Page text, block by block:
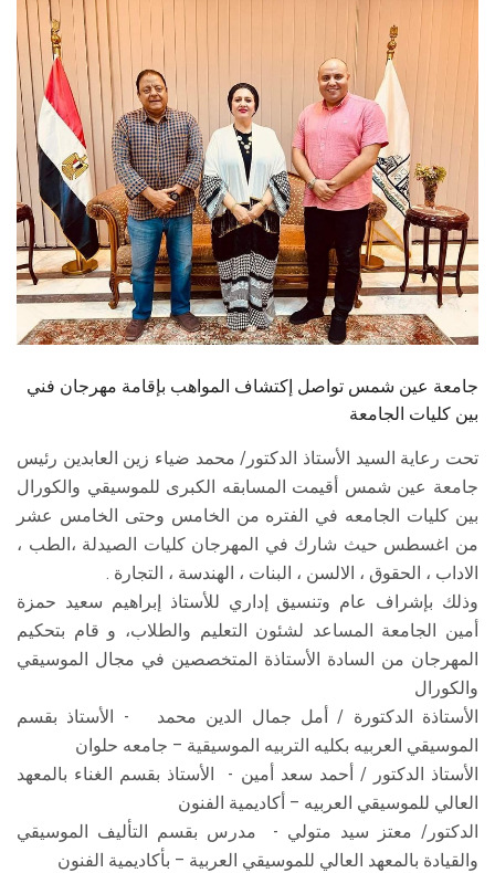
الطلاب
هيئة التدريس
الدراسات العليا
الخريجين
الموظفون
الزائـرون
جامعة عين شمس تواصل إكتشاف المواهب بإقامة مهرجان فني
بين كليات الجامعة
تحت رعاية السيد الأستاذ الدكتور/ محمد ضياء زين العابدين رئيس
جامعة عين شمس أقيمت المسابقه الكبرى للموسيقي والكورال
بين كليات الجامعه في الفتره من الخامس وحتى الخامس عشر
من اغسطس حيث شارك في المهرجان كليات الصيدلة ،الطب ،
الاداب ، الحقوق ، الالسن ، البنات ، الهندسة ، التجارة .
وذلك بإشراف عام وتنسيق إداري للأستاذ إبراهيم سعيد حمزة
أمين الجامعة المساعد لشئون التعليم والطلاب، و قام بتحكيم
المهرجان من السادة الأستاذة المتخصصين في مجال الموسيقي
والكورال
الأستاذة الدكتورة / أمل جمال الدين محمد - الأستاذ بقسم
الموسيقي العربيه بكليه التربيه الموسيقية – جامعه حلوان
الأستاذ الدكتور / أحمد سعد أمين - الأستاذ بقسم الغناء بالمعهد
العالي للموسيقي العربيه – أكاديمية الفنون
الدكتور/ معتز سيد متولي - مدرس بقسم التأليف الموسيقي
والقيادة بالمعهد العالي للموسيقي العربية – بأكاديمية الفنون